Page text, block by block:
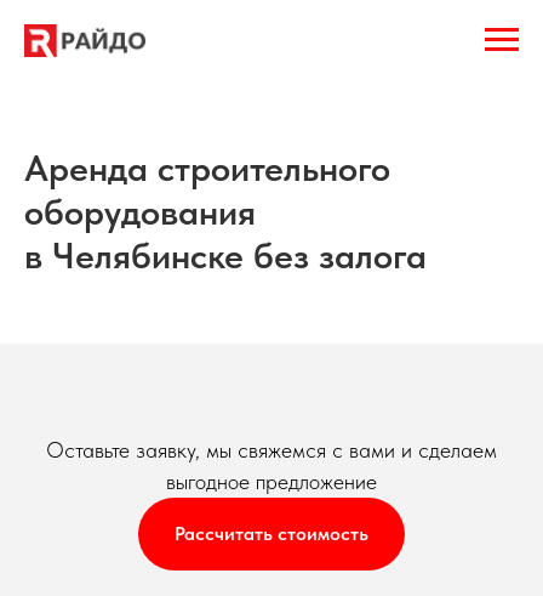
Аренда строительного
оборудования
в Челябинске без залога
Оставьте заявку, мы свяжемся с вами и сделаем
выгодное предложение
Рассчитать стоимость